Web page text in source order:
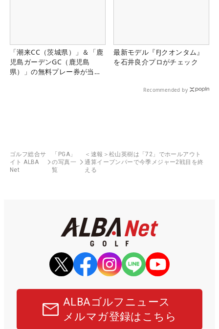
「潮来CC（茨城県）」＆「鹿
児島ガーデンGC（鹿児島
県）」の無料プレー券が当た
最新モデル『FJクオンタム』
を石井良介プロがチェック
Recommended by
ゴルフ総合サ
イト ALBA
Net
「PGA」
の写真一
覧
＜速報＞松山英樹は「72」でホールアウト
通算イーブンパーで今季メジャー2戦目を終
える
ALBAゴルフニュース
メルマガ登録はこちら